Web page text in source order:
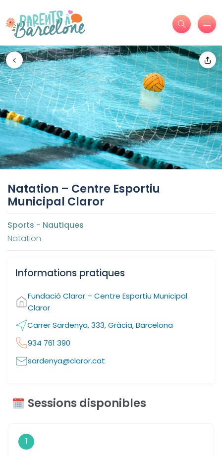
Natation – Centre Esportiu
Municipal Claror
Sports - Nautiques
Natation
Informations pratiques
Fundació Claror – Centre Esportiu Municipal
Claror
Carrer Sardenya, 333, Gràcia, Barcelona
934 761 390
sardenya@claror.cat
Sessions disponibles
1